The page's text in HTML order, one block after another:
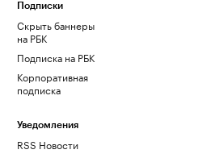
Подписки
Скрыть баннеры
на РБК
Подписка на РБК
Корпоративная
подписка
Уведомления
RSS Новости